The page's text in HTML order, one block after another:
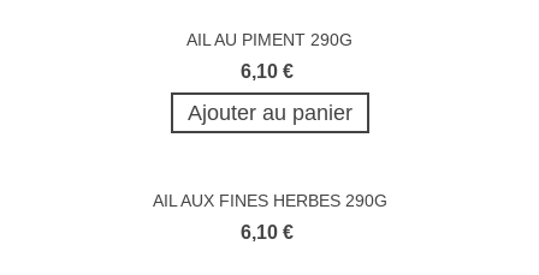
AIL AU PIMENT 290G
6,10 €
Ajouter au panier
AIL AUX FINES HERBES 290G
6,10 €